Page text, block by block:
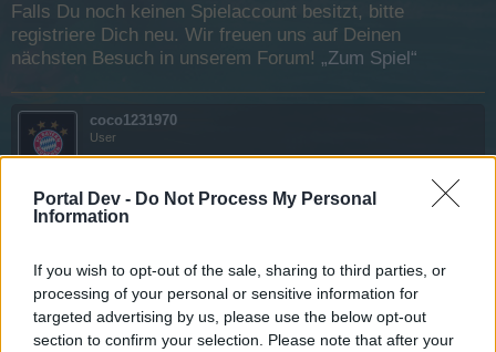
Portal Dev - Do Not Process My Personal
Information
If you wish to opt-out of the sale, sharing to third parties, or
processing of your personal or sensitive information for
targeted advertising by us, please use the below opt-out
section to confirm your selection. Please note that after your
Falls Du noch keinen Spielaccount besitzt, bitte
registriere Dich neu. Wir freuen uns auf Deinen
nächsten Besuch in unserem Forum! „Zum Spiel“
coco1231970
User
Die Gilde ZSS sucht noch ein paar treue Piraten . Wir sind
Level 6 fast 7 . Aufnahme ab Level 15 . Unser Motto
19 Juli 2015
Holznase